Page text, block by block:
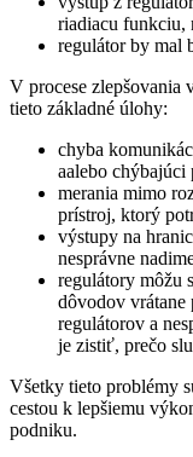
riadiacu funkciu,
regulátor by mal
V procese zlepšovania
tieto základné úlohy:
chyba
aalebo
merania mimo
prístroj, ktorý
výstupy na
nesprávne
regulátory môžu
dôvodov vrátane
regulátorov a
je zistiť, prečo
Všetky tieto problémy
cestou k lepšiemu
podniku.